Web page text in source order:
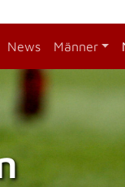
News Männer